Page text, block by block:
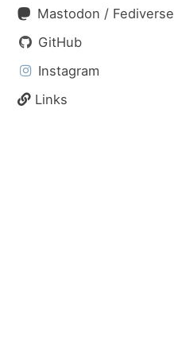
Mastodon / Fediverse
GitHub
Instagram
Links